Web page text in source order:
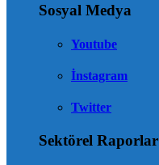
Sosyal Medya
Youtube
İnstagram
Twitter
Sektörel Raporlar